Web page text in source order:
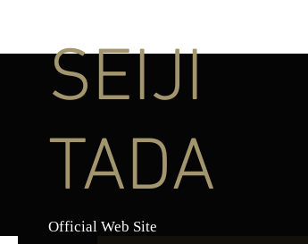
SEIJI
TADA
Official Web Site